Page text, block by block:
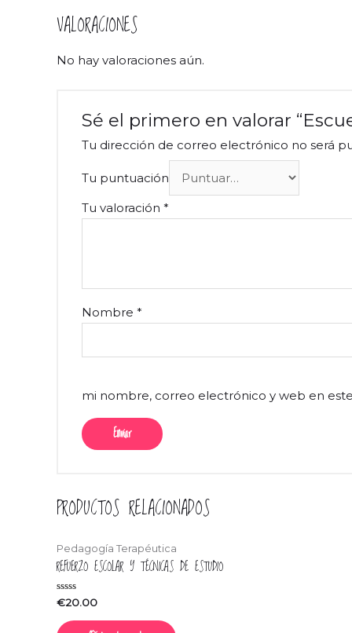
VALORACIONES
No hay valoraciones aún.
Sé el primero en valorar
Tu dirección de correo electrónico no será
Tu puntuación
Tu valoración *
Nombre *
mi nombre, correo electrónico y web en
PRODUCTOS RELACIONADOS
Pedagogía Terapéutica
REFUERZO ESCOLAR Y TÉCNICAS DE ESTUDIO
Valorado
en
de
€20.00